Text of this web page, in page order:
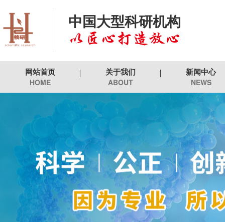
中国大型科研机构
网站首页
HOME
关于我们
ABOUT
新闻中心
NEWS